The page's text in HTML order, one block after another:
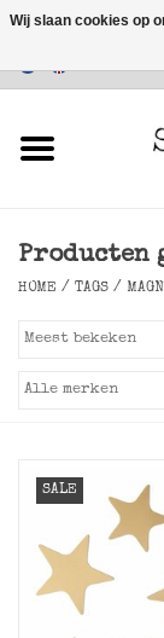
Verlichting
SALE
Producten
HOME / TAGS /
SALE
Wij slaan cookies op